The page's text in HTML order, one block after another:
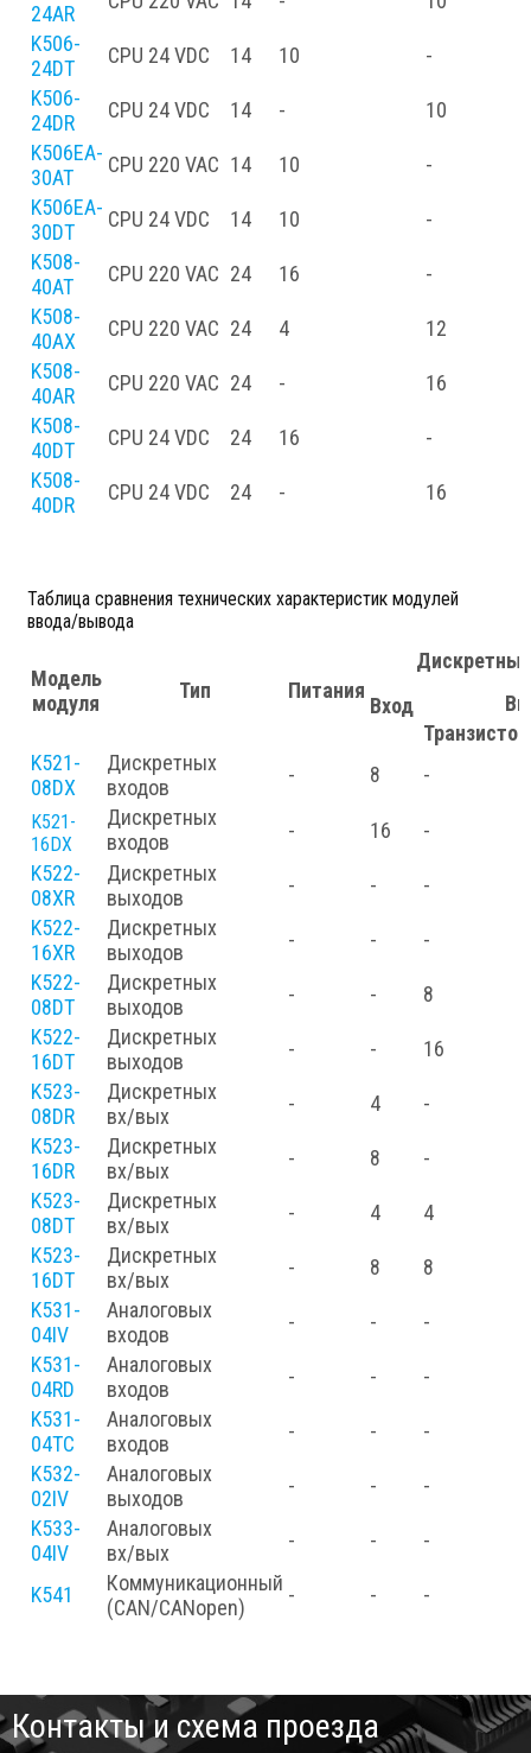
24AR
K506-
24DT
CPU 24 VDC 14 10 -
K506-
24DR
CPU 24 VDC 14 - 10
K506EA-
30AT
CPU 220 VAC 14 10 -
K506EA-
30DT
CPU 24 VDC 14 10 -
K508-
40AT
CPU 220 VAC 24 16 -
K508-
40AX
CPU 220 VAC 24 4 12
K508-
40AR
CPU 220 VAC 24 - 16
K508-
40DT
CPU 24 VDC 24 16 -
K508-
40DR
CPU 24 VDC 24 - 16
Таблица сравнения технических характеристик модулей
ввода/вывода
Модель
модуля
Тип Питания
Вход
K521-
08DX
Дискретных
входов
- 8 -
K521-
16DX
Дискретных
входов
- 16
-
K522-
08XR
Дискретных
выходов
- -
-
K522-
16XR
Дискретных
выходов
- -
-
K522-
08DT
Дискретных
выходов
- -
8
K522-
16DT
Дискретных
выходов
- -
16
K523-
08DR
Дискретных
вх/вых
- 4
-
K523-
16DR
Дискретных
вх/вых
- 8
-
K523-
08DT
Дискретных
вх/вых
- 4
4
K523-
16DT
Дискретных
вх/вых
- 8
8
K531-
04IV
Аналоговых
входов
- -
-
K531-
04RD
Аналоговых
входов
- -
-
K531-
04TC
Аналоговых
входов
- -
-
K532-
02IV
Аналоговых
выходов
- -
-
K533-
04IV
Аналоговых
вх/вых
- - -
K541
Коммуникационный
(CAN/CANopen)
- - -
Контакты и схема проезда